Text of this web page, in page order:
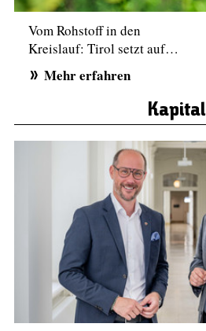
Vom Rohstoff in den
Kreislauf: Tirol setzt auf…
Mehr erfahren
Kapital